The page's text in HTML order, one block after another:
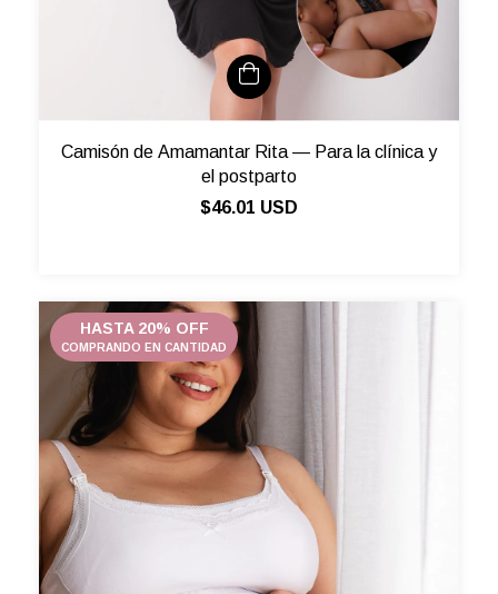
Camisón de Amamantar Rita — Para la clínica y
el postparto
$46.01 USD
HASTA 20% OFF
COMPRANDO EN CANTIDAD